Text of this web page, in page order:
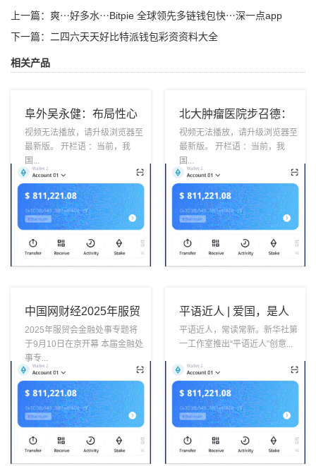
上一篇： 爽⋯好多水⋯Bitpie 全球领先多链钱包快⋯深一点app
下一篇：
二四六天天好比特派钱包彩资资料大全
相关产品
阜外吴永健：布局性心
以太坊钱包脏病进
视频无法播放，请升级浏览器至
最新版。 开栏语 ：当前，我
国...
北大肿瘤医院步召德：
BTC钱包绝大大都
早
视频无法播放，请升级浏览器至
最新版。 开栏语 ：当前，我
国...
中国网财经2025年服贸
比特派会金融业专
题
2025年服贸会金融处事专题将
于9月10日在京开幕 本届金融处
事专...
平语近人 | 爱国，是人
以太坊钱包世间
平语近人，常读常新。新华社第
一工作室推出“平语近人”创意...